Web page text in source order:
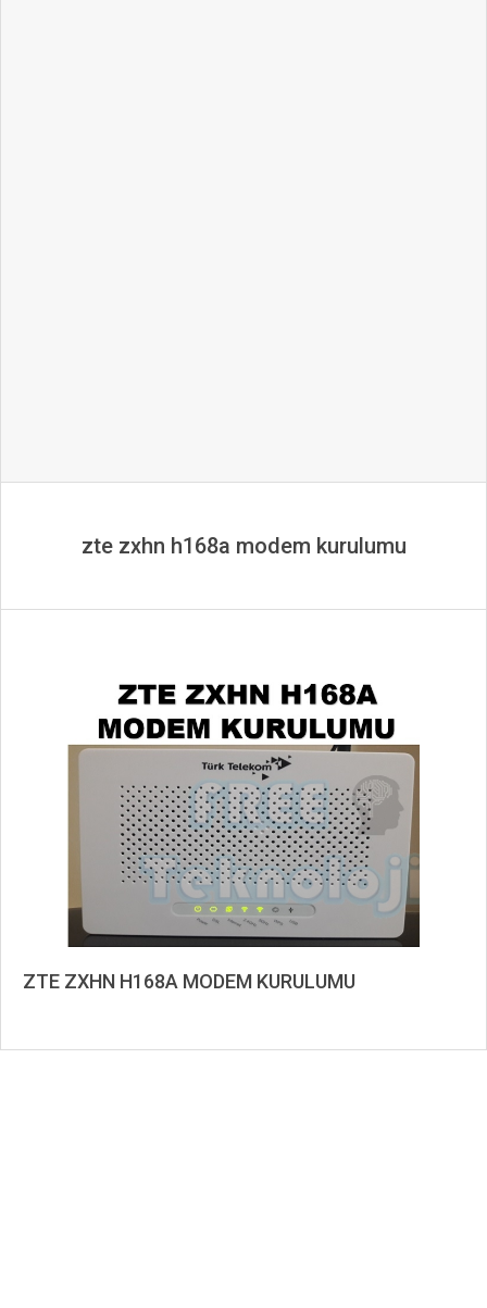
zte zxhn h168a modem kurulumu
ZTE ZXHN H168A MODEM KURULUMU